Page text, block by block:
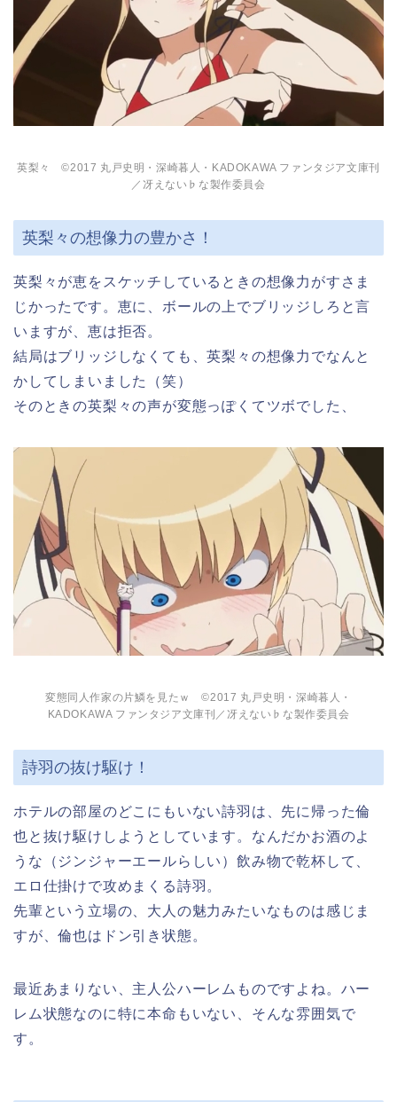
英梨々 ©2017 丸戸史明・深崎暮人・KADOKAWA ファンタジア文庫刊
／冴えない♭な製作委員会
英梨々の想像力の豊かさ！
英梨々が恵をスケッチしているときの想像力がすさま
じかったです。恵に、ボールの上でブリッジしろと言
いますが、恵は拒否。
結局はブリッジしなくても、英梨々の想像力でなんと
かしてしまいました（笑）
そのときの英梨々の声が変態っぽくてツボでした、
変態同人作家の片鱗を見たｗ ©2017 丸戸史明・深崎暮人・
KADOKAWA ファンタジア文庫刊／冴えない♭な製作委員会
詩羽の抜け駆け！
ホテルの部屋のどこにもいない詩羽は、先に帰った倫
也と抜け駆けしようとしています。なんだかお酒のよ
うな（ジンジャーエールらしい）飲み物で乾杯して、
エロ仕掛けで攻めまくる詩羽。
先輩という立場の、大人の魅力みたいなものは感じま
すが、倫也はドン引き状態。
最近あまりない、主人公ハーレムものですよね。ハー
レム状態なのに特に本命もいない、そんな雰囲気で
す。